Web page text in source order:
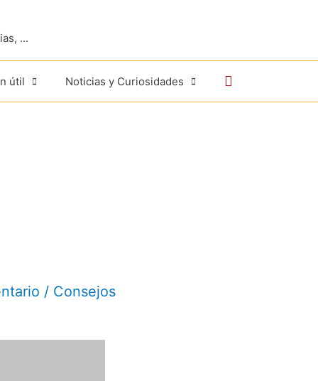
...
útil Noticias y Curiosidades Buscar
/ Consejos